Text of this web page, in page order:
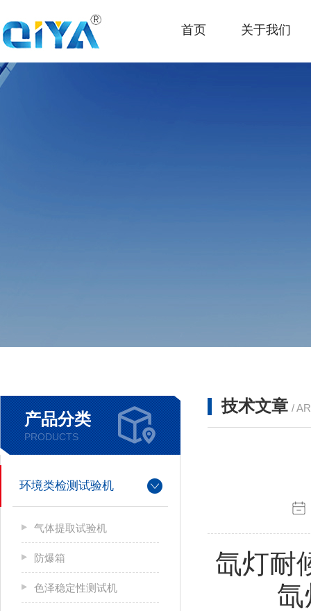
首页 关于我们
产品分类
PRODUCTS
环境类检测试验机
气体提取试验机
防爆箱
色泽稳定性测试机
技术文章 /
氙灯耐
氙